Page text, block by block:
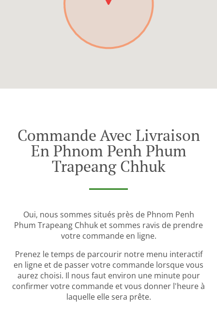
Commande Avec Livraison
En Phnom Penh Phum
Trapeang Chhuk
Oui, nous sommes situés près de Phnom Penh
Phum Trapeang Chhuk et sommes ravis de prendre
votre commande en ligne.
Prenez le temps de parcourir notre menu interactif
en ligne et de passer votre commande lorsque vous
aurez choisi. Il nous faut environ une minute pour
confirmer votre commande et vous donner l'heure à
laquelle elle sera prête.